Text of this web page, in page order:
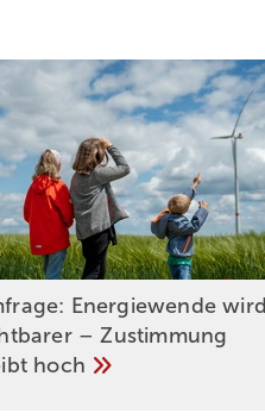
Energie­wende wird
– Zustim­mung
hoch